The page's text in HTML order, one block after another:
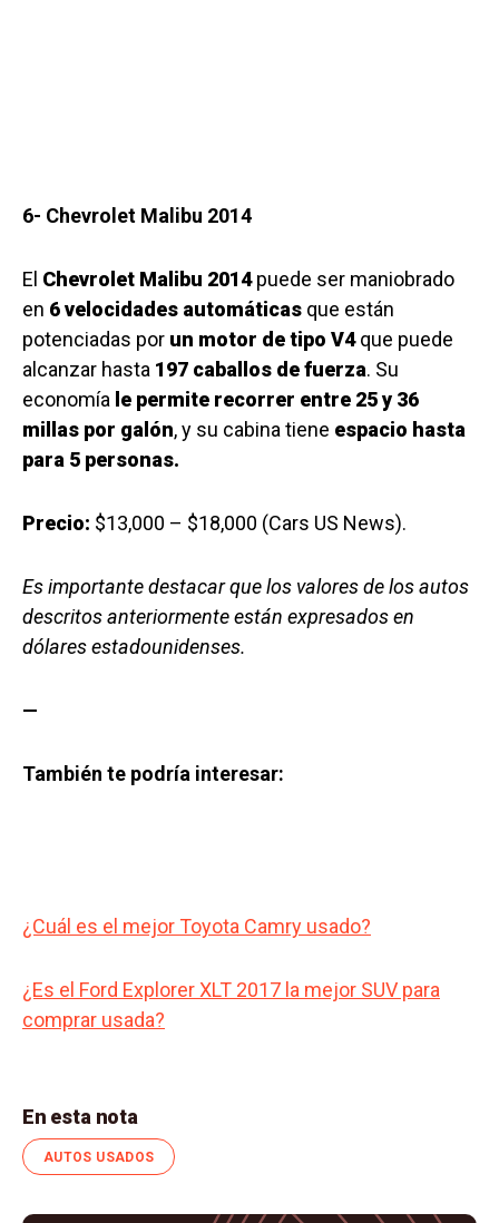
6- Chevrolet Malibu 2014
El Chevrolet Malibu 2014puede ser maniobrado
en 6 velocidades automáticas que están
potenciadas por un motor de tipo V4que puede
alcanzar hasta 197 caballos de fuerza. Su
economía le permite recorrer entre 25 y 36
millas por galón, y su cabina tiene espacio hasta
para 5 personas.
Precio: $13,000 – $18,000 (Cars US News).
Es importante destacar que los valores de los autos
descritos anteriormente están expresados en
dólares estadounidenses.
—
También te podría interesar:
¿Cuál es el mejor Toyota Camry usado?
¿Es el Ford Explorer XLT 2017 la mejor SUV para
comprar usada?
En esta nota
AUTOS USADOS